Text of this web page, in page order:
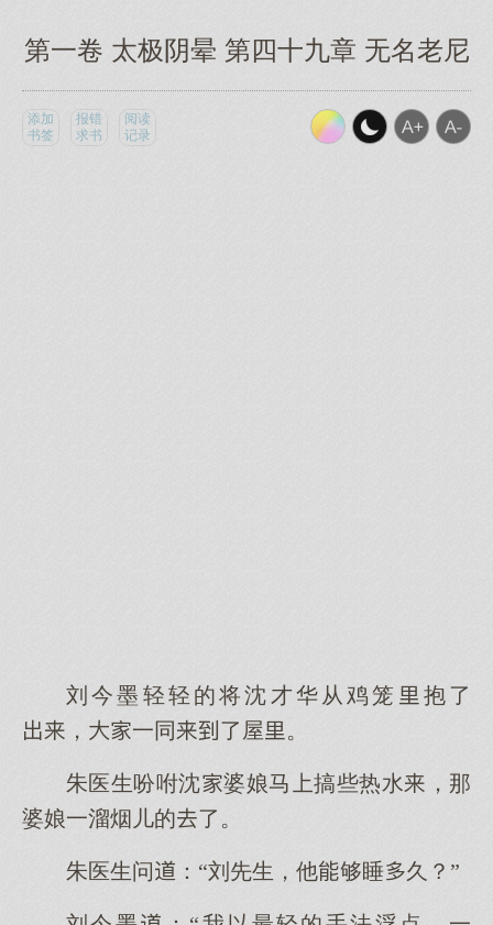
第一卷 太极阴晕 第四十九章 无名老尼
添加
书签
报错
求书
阅读
记录
刘今墨轻轻的将沈才华从鸡笼抱了
，一同了屋。
朱医生吩咐沈婆娘马搞些热水，那
婆娘一溜烟儿的了。
朱医生问：“刘先生，他够睡久？”